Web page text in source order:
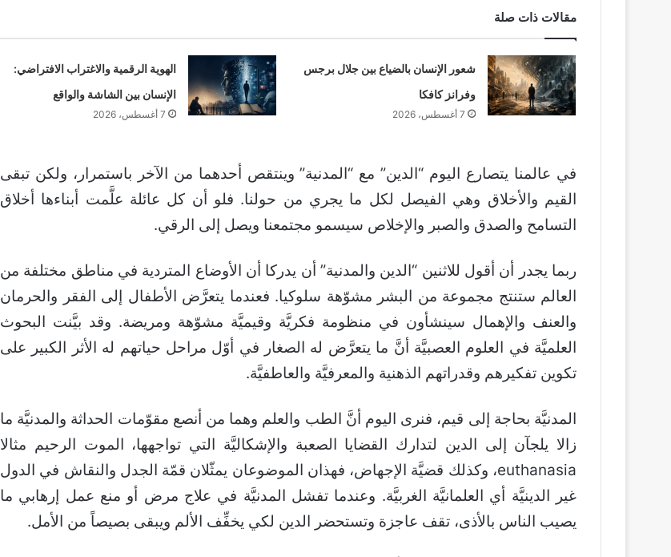
مقالات ذات صلة
شعور الإنسان بالضياع بين جلال برجس
وفرانز كافكا
7 أغسطس، 2026
الهوية الرقمية والاغتراب الافتراضي:
الإنسان بين الشاشة والواقع
7 أغسطس، 2026
في عالمنا يتصارع اليوم “الدين” مع “المدنية” وينتقص أحدهما من الآخر باستمرار، ولكن تبقى
القيم والأخلاق وهي الفيصل لكل ما يجري من حولنا. فلو أن كل عائلة علَّمت أبناءها أخلاق
التسامح والصدق والصبر والإخلاص سيسمو مجتمعنا ويصل إلى الرقي.
ربما يجدر أن أقول للاثنين “الدين والمدنية” أن يدركا أن الأوضاع المتردية في مناطق مختلفة من
العالم ستنتج مجموعة من البشر مشوّهة سلوكيا. فعندما يتعرَّض الأطفال إلى الفقر والحرمان
والعنف والإهمال سينشأون في منظومة فكريَّة وقيميَّة مشوّهة ومريضة. وقد بيَّنت البحوث
العلميَّة في العلوم العصبيَّة أنَّ ما يتعرَّض له الصغار في أوّل مراحل حياتهم له الأثر الكبير على
تكوين تفكيرهم وقدراتهم الذهنية والمعرفيَّة والعاطفيَّة.
المدنيَّة بحاجة إلى قيم، فنرى اليوم أنَّ الطب والعلم وهما من أنصع مقوّمات الحداثة والمدنيَّة ما
زالا يلجآن إلى الدين لتدارك القضايا الصعبة والإشكاليَّة التي تواجهها، الموت الرحيم مثالا
euthanasia، وكذلك قضيَّة الإجهاض، فهذان الموضوعان يمثّلان قمّة الجدل والنقاش في الدول
غير الدينيَّة أي العلمانيَّة الغربيَّة. وعندما تفشل المدنيَّة في علاج مرض أو منع عمل إرهابي ما
يصيب الناس بالأذى، تقف عاجزة وتستحضر الدين لكي يخفِّف الألم ويبقى بصيصاً من الأمل.